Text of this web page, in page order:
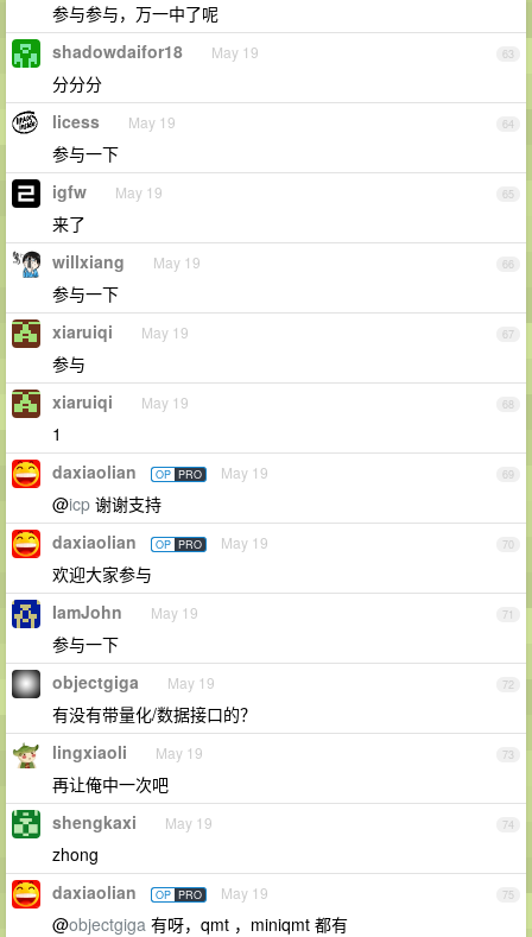
参与参与，万一中了呢
63
shadowdaifor18 May 19
分分分
64
licess May 19
参与一下
65
igfw May 19
来了
66
willxiang May 19
参与一下
67
xiaruiqi May 19
参与
68
xiaruiqi May 19
1
69
daxiaolian OP PRO May 19
@icp 谢谢支持
70
daxiaolian OP PRO May 19
欢迎大家参与
71
IamJohn May 19
参与一下
72
objectgiga May 19
有没有带量化/数据接口的？
73
lingxiaoli May 19
再让俺中一次吧
74
shengkaxi May 19
zhong
75
daxiaolian OP PRO May 19
@objectgiga 有呀，qmt ，miniqmt 都有